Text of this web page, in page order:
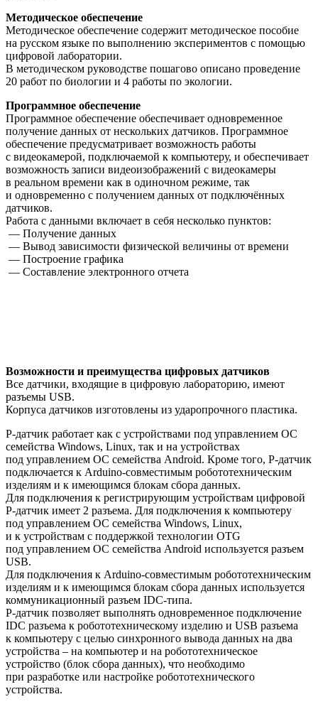
Методическое обеспечение
Методическое обеспечение содержит методическое пособие
на русском языке по выполнению экспериментов с помощью
цифровой лаборатории.
В методическом руководстве пошагово описано проведение
20 работ по биологии и 4 работы по экологии.
Программное обеспечение
Программное обеспечение обеспечивает одновременное
получение данных от нескольких датчиков. Программное
обеспечение предусматривает возможность работы
с видеокамерой, подключаемой к компьютеру, и обеспечивает
возможность записи видеоизображений с видеокамеры
в реальном времени как в одиночном режиме, так
и одновременно с получением данных от подключённых
датчиков.
Работа с данными включает в себя несколько пунктов:
— Получение данных
— Вывод зависимости физической величины от времени
— Построение графика
— Составление электронного отчета
Возможности и преимущества цифровых датчиков
Все датчики, входящие в цифровую лабораторию, имеют
разъемы USB.
Корпуса датчиков изготовлены из ударопрочного пластика.
Р-датчик работает как с устройствами под управлением ОС
семейства Windows, Linux, так и на устройствах
под управлением ОС семейства Android. Кроме того, Р-датчик
подключается к Arduino-совместимым робототехническим
изделиям и к имеющимся блокам сбора данных.
Для подключения к регистрирующим устройствам цифровой
Р-датчик имеет 2 разъема. Для подключения к компьютеру
под управлением ОС семейства Windows, Linux,
и к устройствам с поддержкой технологии OTG
под управлением ОС семейства Android используется разъем
USB.
Для подключения к Arduino-совместимым робототехническим
изделиям и к имеющимся блокам сбора данных используется
коммуникационный разъем IDC-типа.
Р-датчик позволяет выполнять одновременное подключение
IDC разъема к робототехническому изделию и USB разъема
к компьютеру с целью синхронного вывода данных на два
устройства – на компьютер и на робототехническое
устройство (блок сбора данных), что необходимо
при разработке или настройке робототехнического
устройства.